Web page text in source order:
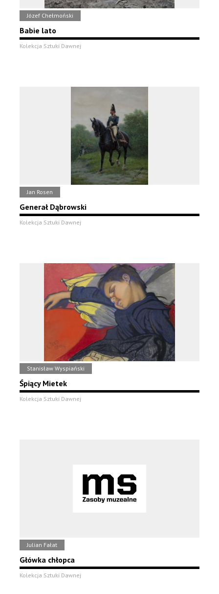
Józef Chełmoński
Babie lato
Kolekcja Sztuki Dawnej
Jan Rosen
Generał Dąbrowski
Kolekcja Sztuki Dawnej
Stanisław Wyspiański
Śpiący Mietek
Kolekcja Sztuki Dawnej
Julian Fałat
Główka chłopca
Kolekcja Sztuki Dawnej